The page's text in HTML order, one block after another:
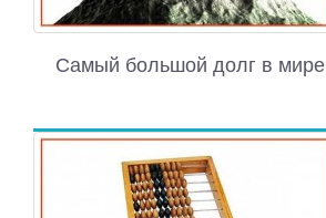
Самый большой долг в мире